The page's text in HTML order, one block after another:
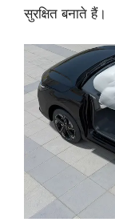
सुरक्षित बनाते हैं।